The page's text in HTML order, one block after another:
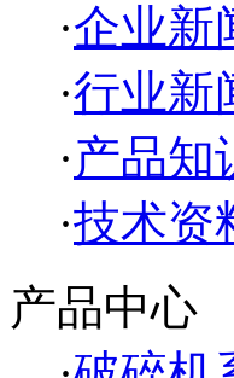
·企业新
·行业新
·产品知
·技术资
产品中心